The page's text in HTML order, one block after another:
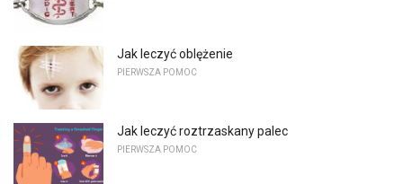
Jak leczyć oblężenie
PIERWSZA POMOC
Jak leczyć roztrzaskany palec
PIERWSZA POMOC